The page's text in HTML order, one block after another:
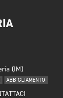
(IM)
ABBIGLIAMENTO